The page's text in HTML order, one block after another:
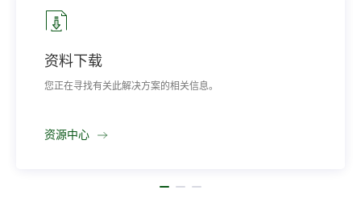
开路电压 (Voc) 温度系数
短路电流(lsc) 温度系数
极限参数
资料下载
您正在寻找有关此解决方案的相关信息。
资源中心